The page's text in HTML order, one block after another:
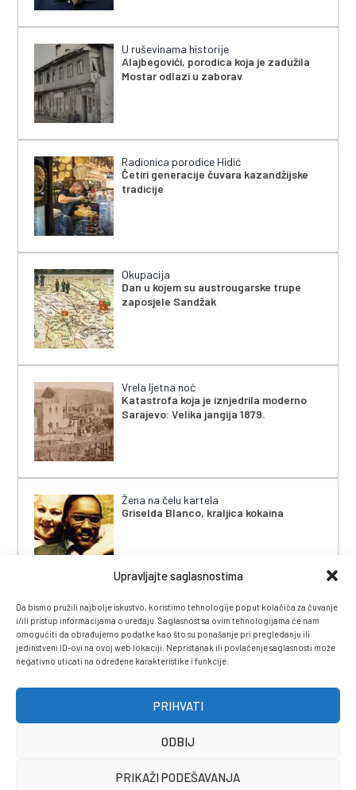
Upravljajte saglasnostima
Da bismo pružili najbolje iskustvo, koristimo tehnologije poput kolačića za čuvanje
i/ili pristup informacijama o uređaju. Saglasnost sa ovim tehnologijama će nam
omogućiti da obrađujemo podatke kao što su ponašanje pri pregledanju ili
jedinstveni ID-ovi na ovoj web lokaciji. Nepristanak ili povlačenje saglasnosti može
negativno uticati na određene karakteristike i funkcije.
PRIHVATI
ODBIJ
PRIKAŽI PODEŠAVANJA
U ruševinama historije
Alajbegovići, porodica koja je zadužila
Mostar odlazi u zaborav
Radionica porodice Hidić
Četiri generacije čuvara kazandžijske
tradicije
Okupacija
Dan u kojem su austrougarske trupe
zaposjele Sandžak
Vrela ljetna noć
Katastrofa koja je iznjedrila moderno
Sarajevo: Velika jangija 1879.
Žena na čelu kartela
Griselda Blanco, kraljica kokaina
KONTAKT